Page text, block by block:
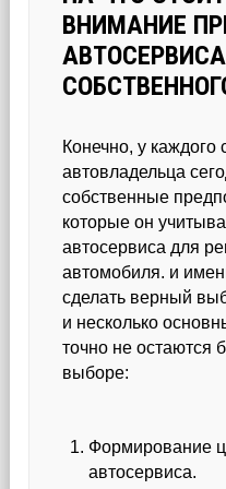
ВНИМАНИЕ
Конечно, у каждого
автовладельца
собственные
которые он
автосервиса для
автомобиля. и
сделать верный
и несколько
точно не остаются
выборе:
Формирование
автосервиса.